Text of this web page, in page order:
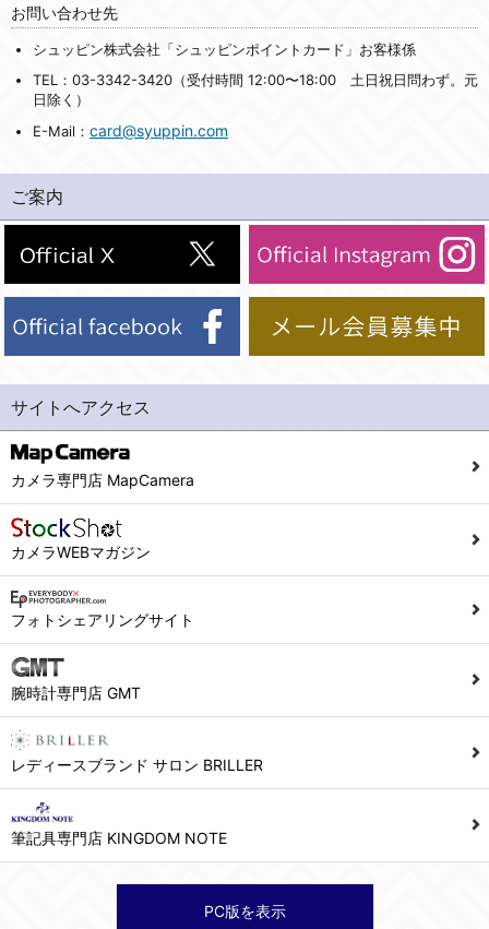
お問い合わせ先
シュッピン株式会社「シュッピンポイントカード」お客様係
TEL：03-3342-3420（受付時間 12:00〜18:00 土日祝日問わず。元
日除く）
E-Mail： card@syuppin.com
ご案内
サイトへアクセス
カメラ専門店 MapCamera
カメラWEBマガジン
フォトシェアリングサイト
腕時計専門店 GMT
レディースブランド サロン BRILLER
筆記具専門店 KINGDOM NOTE
PC版を表示